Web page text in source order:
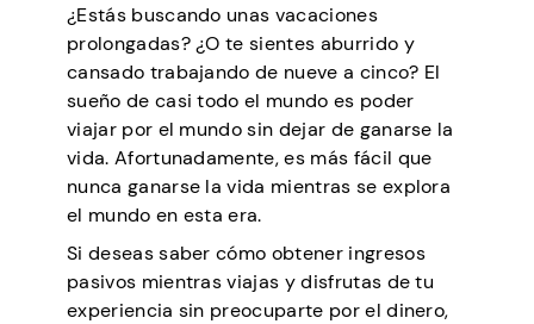
¿Estás buscando unas vacaciones
prolongadas? ¿O te sientes aburrido y
cansado trabajando de nueve a cinco? El
sueño de casi todo el mundo es poder
viajar por el mundo sin dejar de ganarse la
vida. Afortunadamente, es más fácil que
nunca ganarse la vida mientras se explora
el mundo en esta era.
Si deseas saber cómo obtener ingresos
pasivos mientras viajas y disfrutas de tu
experiencia sin preocuparte por el dinero,